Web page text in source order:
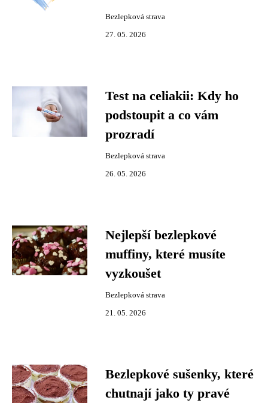
Bezlepková strava
27. 05. 2026
Test na celiakii: Kdy ho
podstoupit a co vám
prozradí
Bezlepková strava
26. 05. 2026
Nejlepší bezlepkové
muffiny, které musíte
vyzkoušet
Bezlepková strava
21. 05. 2026
Bezlepkové sušenky, které
chutnají jako ty pravé